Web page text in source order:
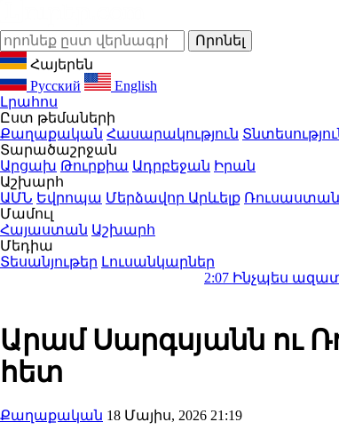
Հայերեն
Русский
English
Լրահոս
Ըստ թեմաների
Քաղաքական Հասարակություն
Տարածաշրջան
Արցախ Թուրքիա Ադրբեջան Իրան
Աշխարհ
ԱՄՆ Եվրոպա Մերձավոր Արևելք Ռուսաստան
Մամուլ
Հայաստան Աշխարհ
Մեդիա
Տեսանյութեր Լուսանկարներ
Ինչպես ազատվել
Արամ Սարգսյանն ու
հետ
Քաղաքական 18 Մայիս, 2026 21:19